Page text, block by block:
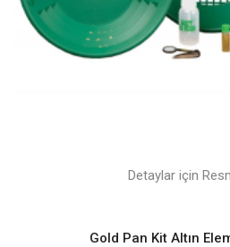
Detaylar için
Gold Pan Kit Altın